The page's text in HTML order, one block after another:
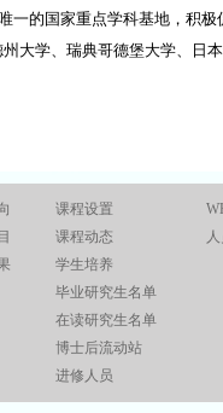
的国家重点学科基地，积极
大学、瑞典哥德堡大学、日
课程设置
课程动态
学生培养
毕业研究生名单
在读研究生名单
博士后流动站
进修人员